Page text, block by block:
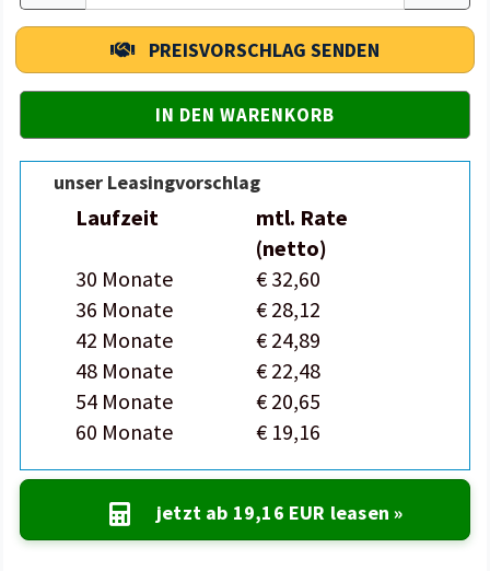
PREISVORSCHLAG SENDEN
unser Leasingvorschlag
Laufzeit
mtl. Rate
(netto)
30 Monate
€ 32,60
36 Monate
€ 28,12
42 Monate
€ 24,89
48 Monate
€ 22,48
54 Monate
€ 20,65
60 Monate
€ 19,16
jetzt ab 19,16 EUR leasen »